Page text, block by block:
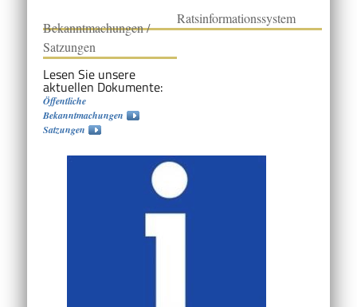
Bekanntmachungen /
Satzungen
Lesen Sie unsere
aktuellen Dokumente:
Öffentliche
Bekanntmachungen
Satzungen
Ratsinformationssystem